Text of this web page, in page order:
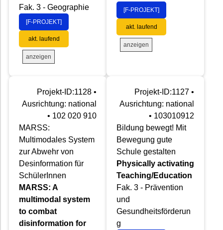
Fak. 3 - Geographie
[F-PROJEKT]
akt. laufend
anzeigen
[F-PROJEKT]
akt. laufend
anzeigen
Projekt-ID:1128 •
Ausrichtung: national
• 102 020 910
MARSS:
Multimodales System
zur Abwehr von
Desinformation für
SchülerInnen
MARSS: A
multimodal system
to combat
disinformation for
Projekt-ID:1127 •
Ausrichtung: national
• 103010912
Bildung bewegt! Mit
Bewegung gute
Schule gestalten
Physically activating
Teaching/Education
Fak. 3 - Prävention
und
Gesundheitsförderun
g